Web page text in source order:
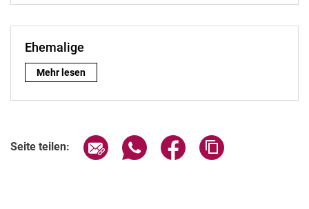
Ehemalige
Ehemalige:
Mehr lesen
Seite teilen: Seite über E-Mail teilen
Seite über WhatsApp teilen
Seite über Facebook